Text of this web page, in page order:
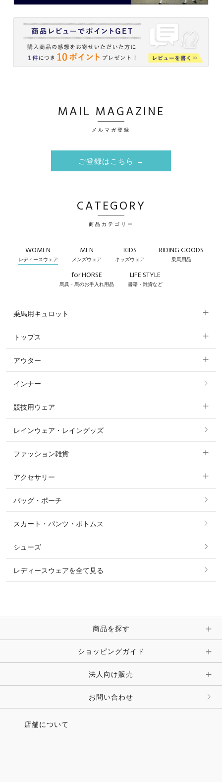
MAIL MAGAZINE
メルマガ登録
ご登録はこちら →
CATEGORY
商品カテゴリー
WOMEN
レディースウェア
MEN
メンズウェア
KIDS
キッズウェア
RIDING GOODS
乗馬用品
for HORSE
馬具・馬のお手入れ用品
LIFE STYLE
書籍・雑貨など
乗馬用キュロット
すべてのキュロット
フルグリップ・尻革 キュロット
ニーグリップ・膝革 キュロット
トップス
すべてのトップス
ポロシャツ
カットソー・Tシャツ・タンクトップ
パーカー・トレーナー・スウェット
ニット・セーター
シャツ・ブラウス・ワンピース
アウター
すべてのアウター
コート
ジャケット・ブルゾン
その他 アウター
インナー
競技用ウェア
すべての競技用ウェア
ショージャケット
ショーシャツ
レインウェア・レイングッズ
ファッション雑貨
すべてのファッション雑貨
ソックス
ベルト
マフラー・スカーフ・ストール・スヌード
時計・財布・キーケース・革小物
キーホルダー・チャーム・ストラップ
アクセサリー
すべてのアクセサリー
リング
ピアス・イヤリング
ピン・ブローチ・コサージュ
その他 アクセサリー
バッグ・ポーチ
スカート・パンツ・ボトムス
シューズ
レディースウェアを全て見る
商品を探す
ショッピングガイド
法人向け販売
お問い合わせ
店舗について